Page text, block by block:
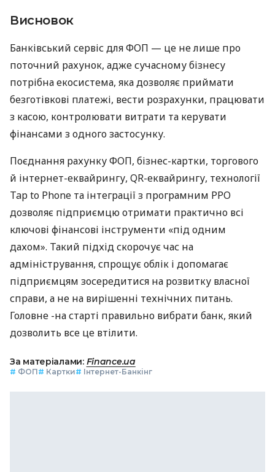
Висновок
Банківський сервіс для ФОП — це не лише про
поточний рахунок, адже сучасному бізнесу
потрібна екосистема, яка дозволяє приймати
безготівкові платежі, вести розрахунки, працювати
з касою, контролювати витрати та керувати
фінансами з одного застосунку.
Поєднання рахунку ФОП, бізнес-картки, торгового
й інтернет-еквайрингу, QR-еквайрингу, технології
Tap to Phone та інтеграції з програмним РРО
дозволяє підприємцю отримати практично всі
ключові фінансові інструменти «під одним
дахом». Такий підхід скорочує час на
адміністрування, спрощує облік і допомагає
підприємцям зосередитися на розвитку власної
справи, а не на вирішенні технічних питань.
Головне -на старті правильно вибрати банк, який
дозволить все це втілити.
За матеріалами: Finance.ua
# ФОП# Картки# Інтернет-Банкінг